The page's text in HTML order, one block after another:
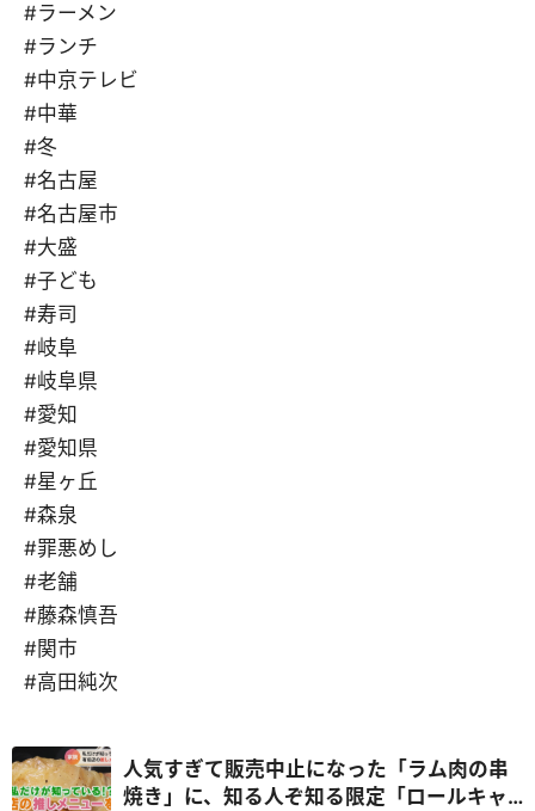
#ラーメン
#ランチ
#中京テレビ
#中華
#冬
#名古屋
#名古屋市
#大盛
#子ども
#寿司
#岐阜
#岐阜県
#愛知
#愛知県
#星ヶ丘
#森泉
#罪悪めし
#老舗
#藤森慎吾
#関市
#高田純次
人気すぎて販売中止になった「ラム肉の串
焼き」に、知る人ぞ知る限定「ロールキャ